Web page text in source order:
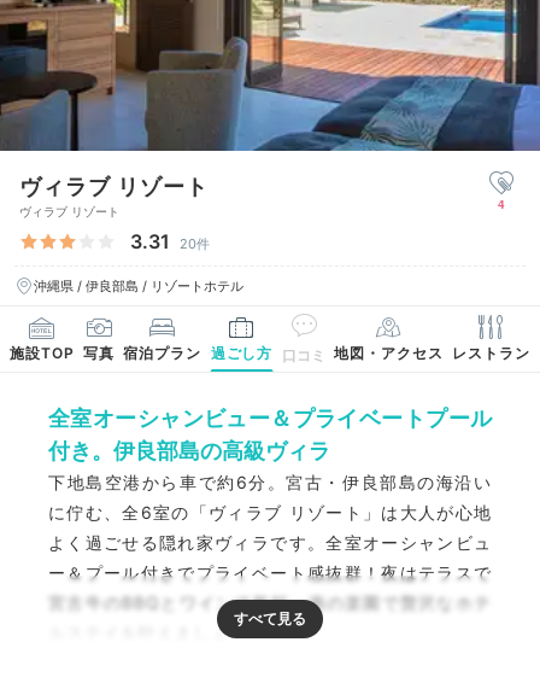
ヴィラブ リゾート
ヴィラブ リゾート
3.31 20件
沖縄県 / 伊良部島 / リゾートホテル
4
施設TOP 写真 宿泊プラン 過ごし方 口コミ 地図・アクセス レストラン
全室オーシャンビュー＆プライベートプール
付き。伊良部島の高級ヴィラ
下地島空港から車で約6分。宮古・伊良部島の海沿い
に佇む、全6室の「ヴィラブ リゾート」は大人が心地
よく過ごせる隠れ家ヴィラです。全室オーシャンビュ
ー＆プール付きでプライベート感抜群！夜はテラスで
宮古牛のBBQとワインで乾杯。南の楽園で贅沢なホテ
ルステイを叶えましょう。